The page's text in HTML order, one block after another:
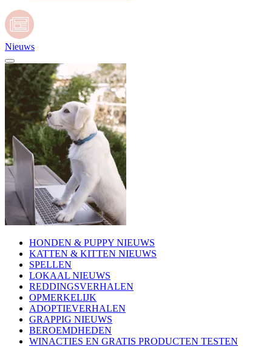
Nieuws
HONDEN & PUPPY NIEUWS
KATTEN & KITTEN NIEUWS
SPELLEN
LOKAAL NIEUWS
REDDINGSVERHALEN
OPMERKELIJK
ADOPTIEVERHALEN
GRAPPIG NIEUWS
BEROEMDHEDEN
WINACTIES EN GRATIS PRODUCTEN TESTEN